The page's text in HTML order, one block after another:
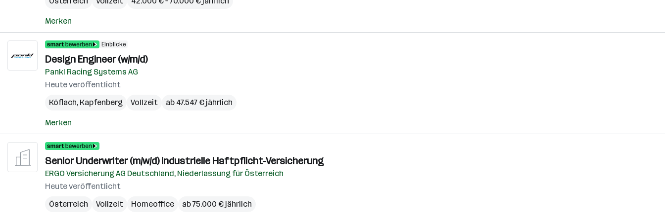
Merken
Einblicke
Design Engineer (w/m/d)
Pankl Racing Systems AG
Heute veröffentlicht
Köflach, Kapfenberg Vollzeit ab 47.547 € jährlich
Merken
Senior Underwriter (m/w/d) industrielle Haftpflicht-Versicherung
ERGO Versicherung AG Deutschland, Niederlassung für Österreich
Heute veröffentlicht
Österreich
Vollzeit Homeoffice ab 75.000 € jährlich